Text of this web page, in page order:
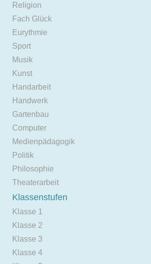
Religion
Fach Glück
Eurythmie
Sport
Musik
Kunst
Handarbeit
Handwerk
Gartenbau
Computer
Medienpädagogik
Politik
Philosophie
Theaterarbeit
Klassenstufen
Klasse 1
Klasse 2
Klasse 3
Klasse 4